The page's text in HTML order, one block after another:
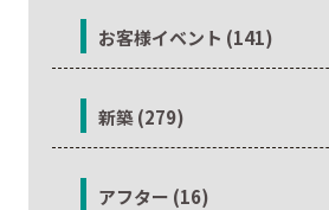
お客様イベント (141)
新築 (279)
アフター (16)